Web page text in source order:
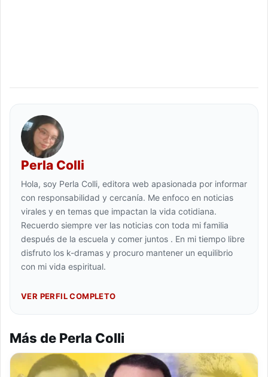
Perla Colli
Hola, soy Perla Colli, editora web apasionada por informar
con responsabilidad y cercanía. Me enfoco en noticias
virales y en temas que impactan la vida cotidiana.
Recuerdo siempre ver las noticias con toda mi familia
después de la escuela y comer juntos . En mi tiempo libre
disfruto los k-dramas y procuro mantener un equilibrio
con mi vida espiritual.
VER PERFIL COMPLETO
Más de Perla Colli